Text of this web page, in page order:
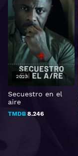
Secuestro en el
aire
TMDB 8.246
2023